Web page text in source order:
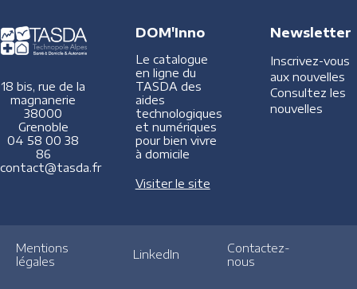
18 bis, rue de la
magnanerie
38000
Grenoble
04 58 00 38
86
contact@tasda.fr
DOM'Inno
Le catalogue
en ligne du
TASDA des
aides
technologiques
et numériques
pour bien vivre
à domicile
Visiter le site
Newsletter
Inscrivez-vous
aux nouvelles
Consultez les
nouvelles
Mentions
légales
LinkedIn
Contactez-
nous